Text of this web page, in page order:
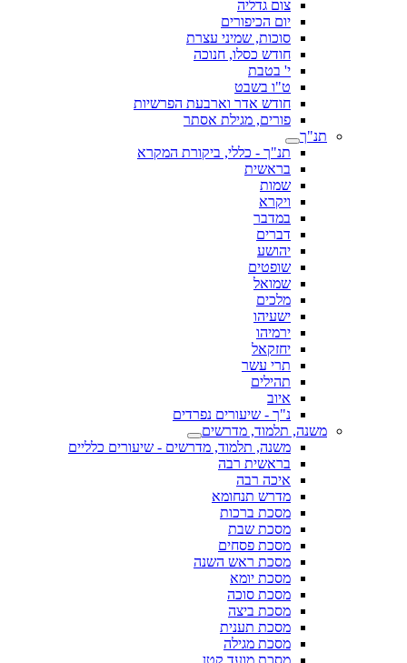
צום גדליה
יום הכיפורים
סוכות, שמיני עצרת
חודש כסלו, חנוכה
י' בטבת
ט"ו בשבט
חודש אדר וארבעת הפרשיות
פורים, מגילת אסתר
תנ"ך
תנ"ך - כללי, ביקורת המקרא
בראשית
שמות
ויקרא
במדבר
דברים
יהושע
שופטים
שמואל
מלכים
ישעיהו
ירמיהו
יחזקאל
תרי עשר
תהילים
איוב
נ"ך - שיעורים נפרדים
משנה, תלמוד, מדרשים
משנה, תלמוד, מדרשים - שיעורים כלליים
בראשית רבה
איכה רבה
מדרש תנחומא
מסכת ברכות
מסכת שבת
מסכת פסחים
מסכת ראש השנה
מסכת יומא
מסכת סוכה
מסכת ביצה
מסכת תענית
מסכת מגילה
מסכת מועד קטן